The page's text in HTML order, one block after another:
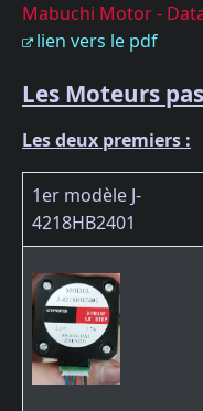
Mabuchi Motor -
lien vers le pdf
Les Moteurs
Les deux premiers :
1er modèle J-
4218HB2401